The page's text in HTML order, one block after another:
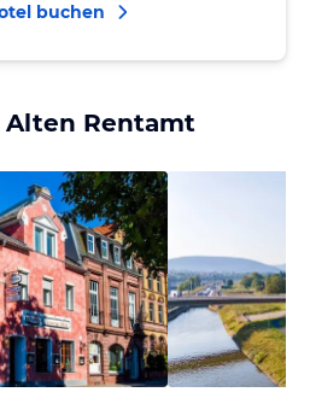
buchen
Alten Rentamt